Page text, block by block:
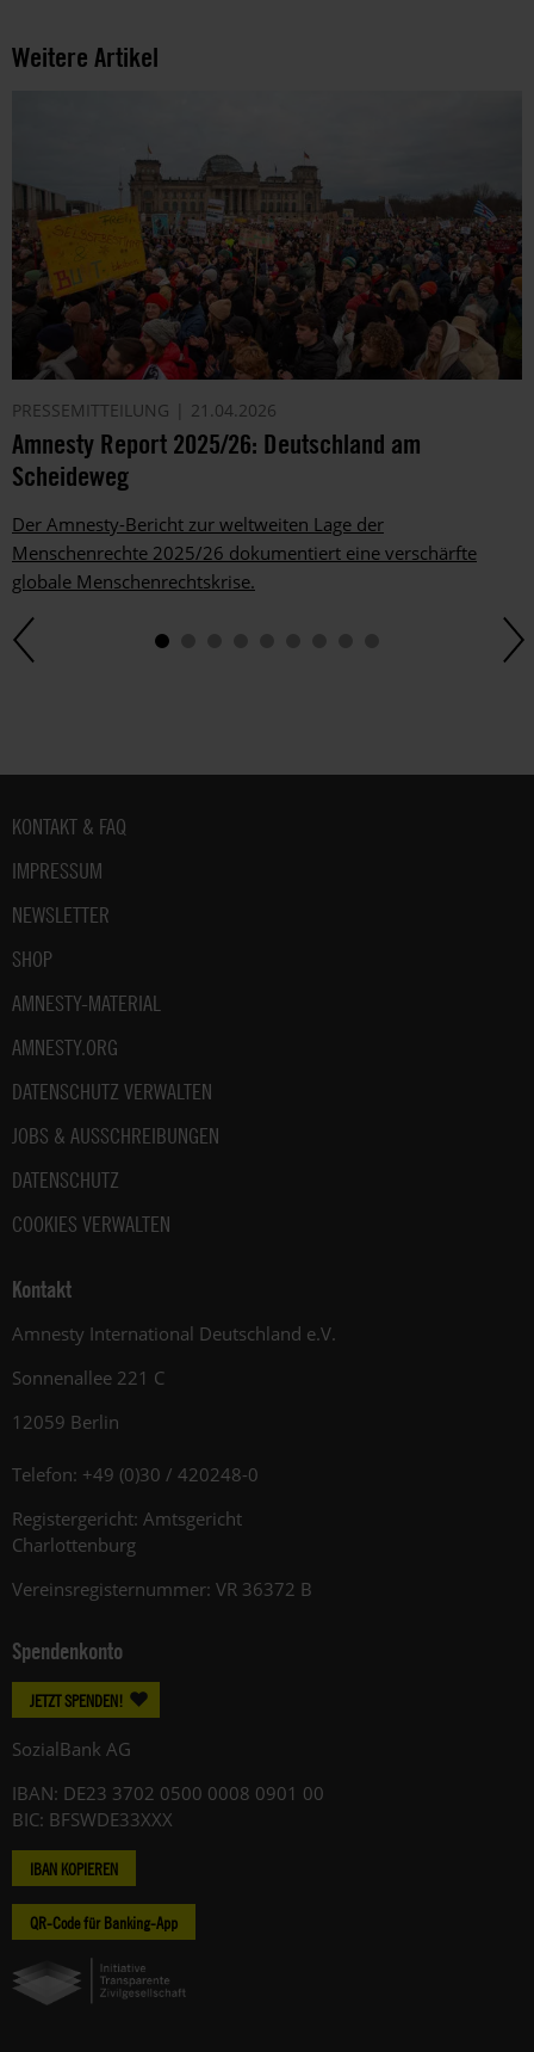
Weitere Artikel
PRESSEMITTEILUNG 21.04.2026
Amnesty Report 2025/26: Deutschland am
Scheideweg
Der Amnesty-Bericht zur weltweiten Lage der
Menschenrechte 2025/26 dokumentiert eine verschärfte
globale Menschenrechtskrise.
Fußbereich
KONTAKT & FAQ
IMPRESSUM
NEWSLETTER
SHOP
AMNESTY-MATERIAL
AMNESTY.ORG
DATENSCHUTZ VERWALTEN
JOBS & AUSSCHREIBUNGEN
DATENSCHUTZ
COOKIES VERWALTEN
Kontakt
Amnesty International Deutschland e.V.
Sonnenallee 221 C
12059 Berlin
Telefon: +49 (0)30 / 420248-0
Registergericht: Amtsgericht
Charlottenburg
Vereinsregisternummer: VR 36372 B
Spendenkonto
JETZT SPENDEN!
SozialBank AG
IBAN: DE23 3702 0500 0008 0901 00
BIC: BFSWDE33XXX
IBAN KOPIEREN
QR-Code für Banking-App